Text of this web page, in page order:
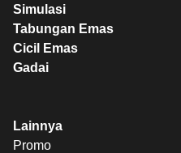
Simulasi
Tabungan Emas
Cicil Emas
Gadai
Lainnya
Promo